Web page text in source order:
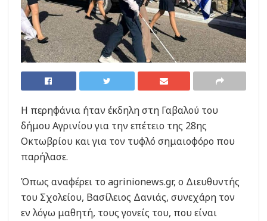
Η περηφάνια ήταν έκδηλη στη Γαβαλού του
δήμου Αγρινίου για την επέτειο της 28ης
Οκτωβρίου και για τον τυφλό σημαιοφόρο που
παρήλασε.
Όπως αναφέρει το agrinionews.gr, ο Διευθυντής
του Σχολείου, Βασίλειος Δανιάς, συνεχάρη τον
εν λόγω μαθητή, τους γονείς του, που είναι